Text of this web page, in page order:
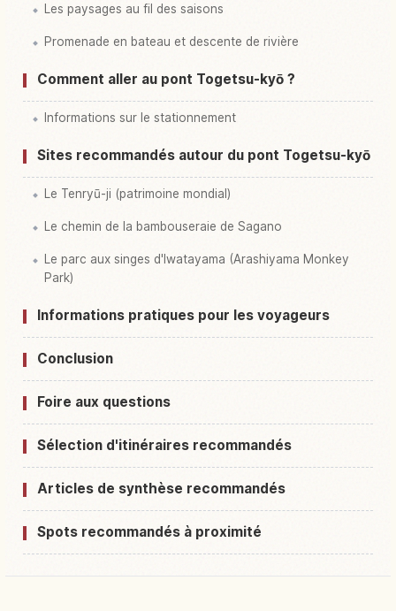
Les paysages au fil des saisons
Promenade en bateau et descente de rivière
Comment aller au pont Togetsu-kyō ?
Informations sur le stationnement
Sites recommandés autour du pont Togetsu-kyō
Le Tenryū-ji (patrimoine mondial)
Le chemin de la bambouseraie de Sagano
Le parc aux singes d'Iwatayama (Arashiyama Monkey
Park)
Informations pratiques pour les voyageurs
Conclusion
Foire aux questions
Sélection d'itinéraires recommandés
Articles de synthèse recommandés
Spots recommandés à proximité